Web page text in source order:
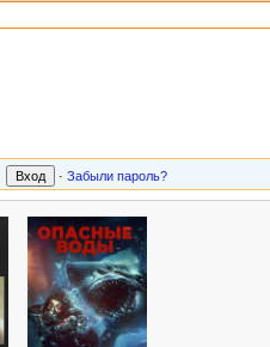
· Забыли пароль?